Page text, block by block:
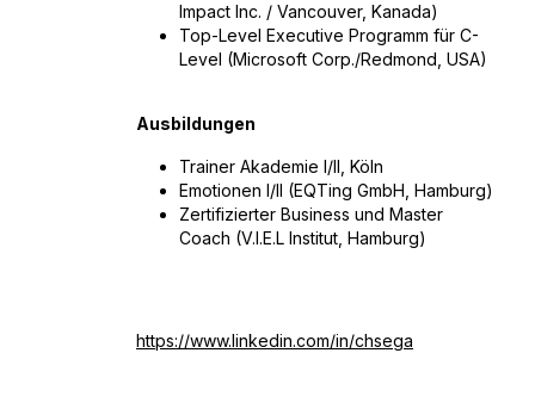
Impact Inc. / Vancouver, Kanada)
Top-Level Executive Programm für C-
Level (Microsoft Corp./Redmond, USA)
Ausbildungen
Trainer Akademie I/II, Köln
Emotionen I/II (EQTing GmbH, Hamburg)
Zertifizierter Business und Master
Coach (V.I.E.L Institut, Hamburg)
https://www.linkedin.com/in/chsega